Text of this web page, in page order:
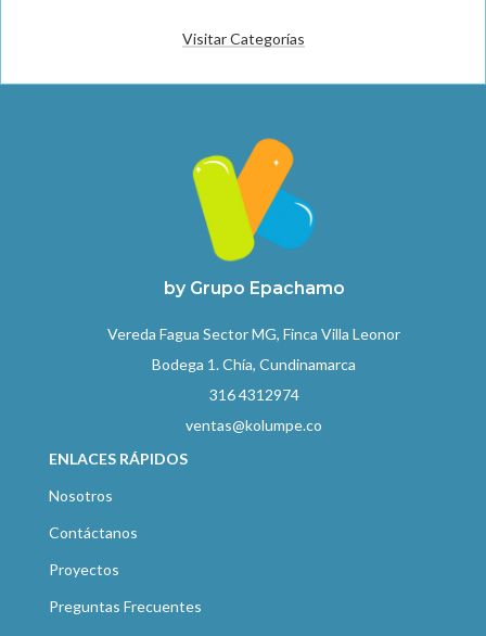
Visitar Categorías
by Grupo Epachamo
Vereda Fagua Sector MG, Finca Villa Leonor
Bodega 1. Chía, Cundinamarca
316 4312974
ventas@kolumpe.co
ENLACES RÁPIDOS
Nosotros
Contáctanos
Proyectos
Preguntas Frecuentes